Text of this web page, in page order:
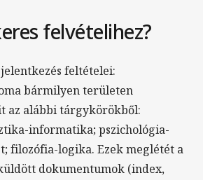
felvételihez?
feltételei:
bármilyen területen
az alábbi tárgykörökből:
informatika; pszichológia-
filozófia-logika. Ezek meglétét a
dokumentumok (index,